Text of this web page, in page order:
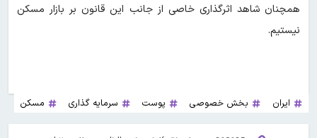
همچنان شاهد اثرگذاری خاصی از جانب این قانون بر بازار مسکن
نیستیم.
ایران بخش خصوصی پوست سرمایه گذاری مسکن